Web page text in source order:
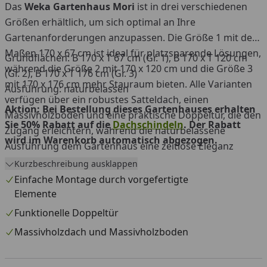
Das Weka Gartenhaus Mori ist in drei verschiedenen
Größen erhältlich, um sich optimal an Ihre
Gartenanforderungen anzupassen. Die Größe 1 mit den
Maßen 170 x 67 cm ist ideal für platzsparende Lösungen,
während die Größe 2 mit 170 x 120 cm und die Größe 3
mit 170 x 176 cm mehr Stauraum bieten. Alle Varianten
verfügen über ein robustes Satteldach, einen
Massivholzboden und eine praktische Doppeltür, die den
Zugang erleichtern, während die naturbelassene
Ausführung dem Gartenhaus eine zeitlose Eleganz
verleiht. Das Gartenhaus ist Teil der vielfältigen
Mori Serie.
Grundflächen: B 170 x T 67 cm (Gr. 1), B 170 x T 120 cm
(Gr. 2), B 170 x T 176 cm (Gr. 3)
Ausführung: naturbelassen
Aktion: Bei Bestellung dieses Gartenhauses erhalten
Sie 50% Rabatt auf dieDachschindeln. Der Rabatt
wird im Warenkorb automatisch abgezogen.
Kurzbeschreibung ausklappen
Einfache Montage durch vorgefertigte
Elemente
Funktionelle Doppeltür
Massivholzdach und Massivholzboden